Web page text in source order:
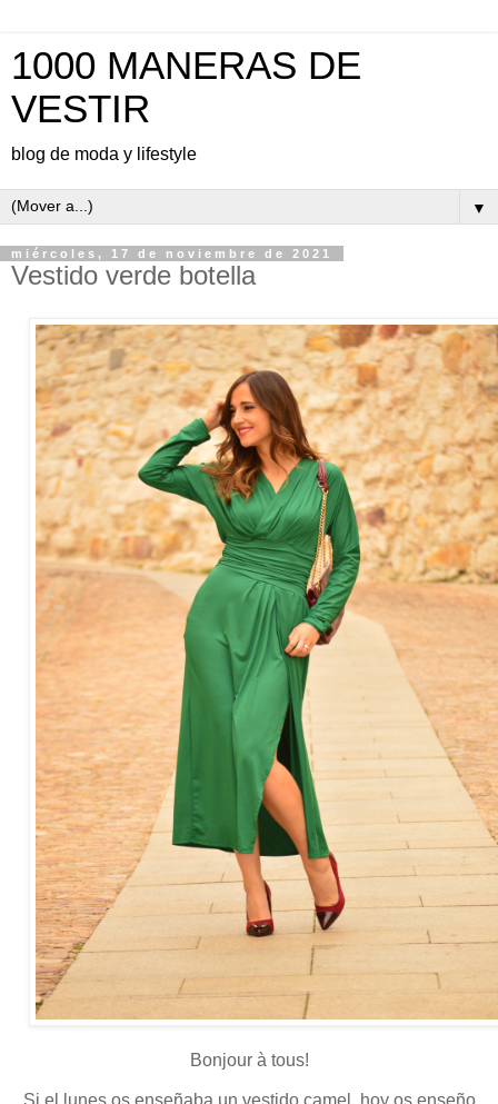
1000 MANERAS DE
VESTIR
blog de moda y lifestyle
▼
miércoles, 17 de noviembre de 2021
Vestido verde botella
Bonjour à tous!
Si el lunes os enseñaba un vestido camel, hoy os enseño